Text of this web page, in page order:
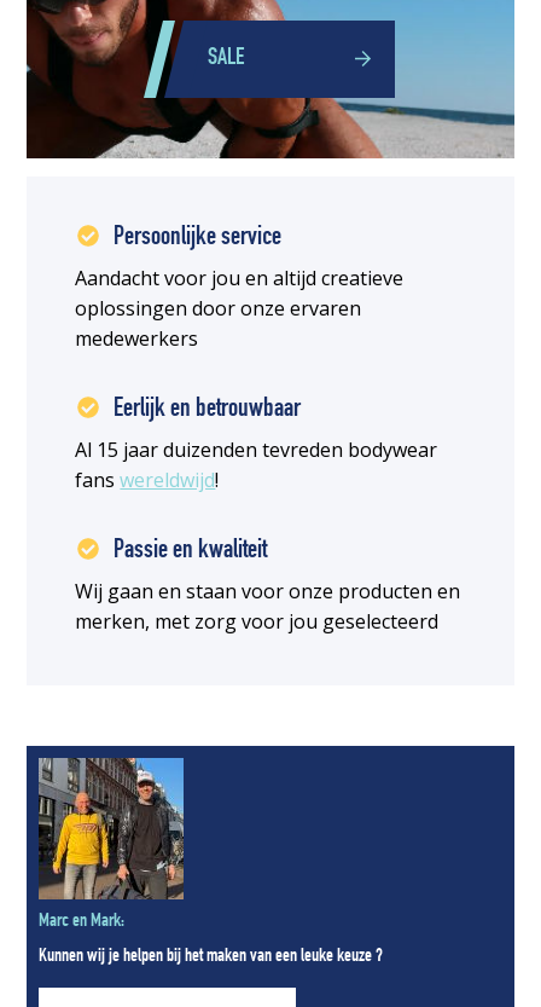
SALE
Persoonlijke service
Aandacht voor jou en altijd creatieve
oplossingen door onze ervaren
medewerkers
Eerlijk en betrouwbaar
Al 15 jaar duizenden tevreden bodywear
fanswereldwijd!
Passie en kwaliteit
Wij gaan en staan voor onze producten en
merken, met zorg voor jou geselecteerd
Marc en Mark:
Kunnen wij je helpen bij het maken van een leuke keuze ?